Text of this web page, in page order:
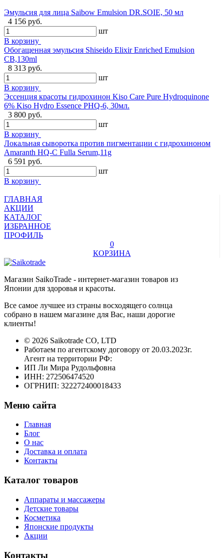
Эмульсия для лица Saibow Emulsion DR.SOIE, 50 мл
4 156 руб.
шт
В корзину
Обогащенная эмульсия Shiseido Elixir Enriched Emulsion
CB,130ml
8 313 руб.
шт
В корзину
Эссенция красоты гидрохинон Kiso Care Pure Hydroquinone
6% Kiso Hydro Essence PHQ-6, 30мл.
3 800 руб.
шт
В корзину
Локальная сыворотка против пигментации с гидрохиноном
Amaranth HQ-C Fulla Serum,11g
6 591 руб.
шт
В корзину
ГЛАВНАЯ
АКЦИИ
КАТАЛОГ
ИЗБРАННОЕ
ПРОФИЛЬ
0
КОРЗИНА
Магазин SaikoTrade - интернет-магазин товаров из
Японии для здоровья и красоты.
Все самое лучшее из страны восходящего солнца
собрано в нашем магазине для Вас, наши дорогие
клиенты!
© 2026 Saikotrade CO, LTD
Работаем по агентскому договору от 20.03.2023г.
Агент на территории РФ:
ИП Ли Мира Рудольфовна
ИНН: 272506474520
ОГРНИП: 322272400018433
Меню сайта
Главная
Блог
О нас
Доставка и оплата
Контакты
Каталог товаров
Аппараты и массажеры
Детские товары
Косметика
Японские продукты
Акции
Контакты